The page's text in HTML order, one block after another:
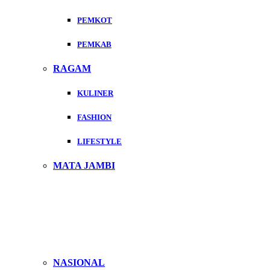
PEMKOT
PEMKAB
RAGAM
KULINER
FASHION
LIFESTYLE
MATA JAMBI
NASIONAL